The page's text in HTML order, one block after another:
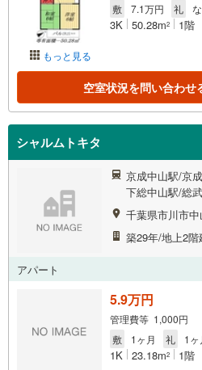
もっと見る
敷
7.1万円 礼
3K 50.28m2 1階
空室状況を問い合わせ
シャルムトキタ
京成中山駅/京
下総中山駅/総
千葉県市川市中
築29年/地上2階
アパート
5.9万円
管理費等 1,000円
敷
1ヶ月 礼 1ヶ
1K 23.18m2 1階